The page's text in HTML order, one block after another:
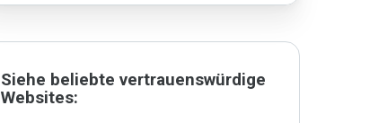
Siehe beliebte vertrauenswürdige
Websites: